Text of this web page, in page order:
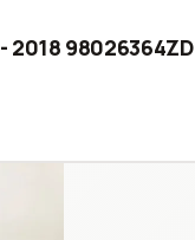
2018 98026364ZD